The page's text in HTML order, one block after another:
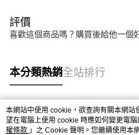
評價
喜歡這個商品嗎？購買後給他一個
本分類熱銷全站排行
熱門標籤
本網站中使用 cookie，欲查詢有關本網
望在電腦上使用 cookie 時應如何變更電
權條款 」之 Cookie 聲明。您繼續使用本